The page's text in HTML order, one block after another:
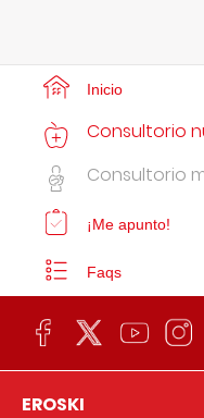
Inicio
Consultorio
Consultorio
¡Me apunto!
Faqs
EROSKI